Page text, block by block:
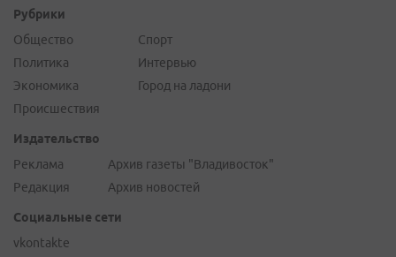
Рубрики
Общество
Политика
Экономика
Происшествия
Спорт
Интервью
Город на ладони
Издательство
Реклама
Редакция
Архив газеты "Владивосток"
Архив новостей
Социальные сети
vkontakte